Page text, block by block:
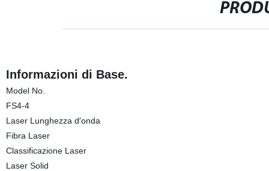
Informazioni di Base.
Model No.
FS4-4
Laser Lunghezza d′onda
Fibra Laser
Classificazione Laser
Laser Solid